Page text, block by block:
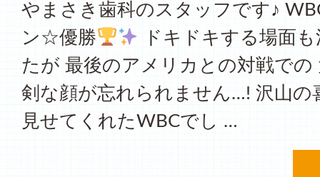
やまさき歯科のスタッフです♪
ン☆優勝
ドキドキする場面
たが 最後のアメリカとの対戦での
剣な顔が忘れられません…! 沢山の
見せてくれたWBCでし …